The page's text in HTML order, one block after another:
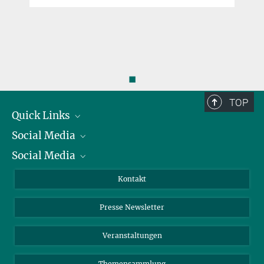
◼
TOP
Quick Links
Präsident
Zahlen und Fakten
Meldestelle Fehlverhalten
Social Media
Bluesky
TikTok
Social Media
Instagram
YouTube
Kontakt
Presse Newsletter
Veranstaltungen